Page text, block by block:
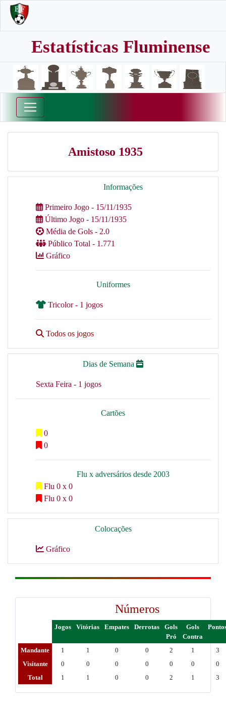
Estatísticas Fluminense
Amistoso 1935
Informações
Primeiro Jogo - 15/11/1935
Último Jogo - 15/11/1935
Média de Gols - 2.0
Público Total - 1.771
Gráfico
Uniformes
Tricolor - 1 jogos
Todos os jogos
Dias de Semana
Sexta Feira - 1 jogos
Cartões
0
0
Flu x adversários desde 2003
Flu 0 x 0
Flu 0 x 0
Colocações
Gráfico
Números
Jogos Vitórias Empates Derrotas
Gols
Pró
Gols
Contra
Mandante 1 1 0 0 2 1
3
Visitante
0 0 0 0 0 0
0
Total
1 1 0 0 2 1 3